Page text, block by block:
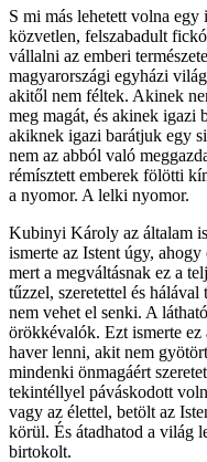
S mi más lehetett volna
közvetlen, felszabadult
vállalni az emberi
magyarországi egyházi
akitől nem féltek. Akinek
meg magát, és akinek igazi
akiknek igazi barátjuk egy
nem az abból való
rémísztett emberek fölötti
a nyomor. A lelki nyomor.
Kubinyi Károly az általam
ismerte az Istent úgy, ahogy
mert a megváltásnak ez a
tűzzel, szeretettel és
nem vehet el senki. A
örökkévalók. Ezt ismerte ez
haver lenni, akit nem
mindenki önmagáért
tekintéllyel páváskodott
vagy az élettel, betölt az
körül. És átadhatod a világ
birtokolt.